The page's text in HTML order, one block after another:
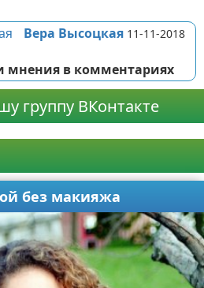
Вера Высоцкая 11-11-2018
мнения в комментариях
группу ВКонтакте
без макияжа